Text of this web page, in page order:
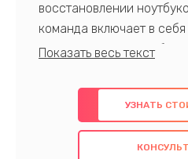
восстановлении
команда включает в
профессионалов с
предлагаем быстрый и
использованием
также гарантируем
проведенных работ.
УЗНАТЬ